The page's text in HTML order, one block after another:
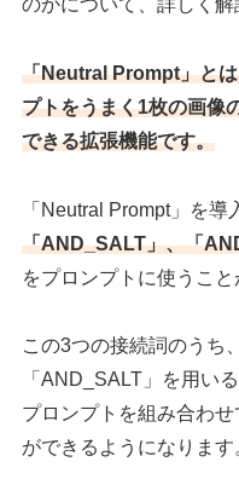
のかについて、詳しく解
「Neutral Prompt」と
プトをうまく1枚の画像
できる拡張機能です。
「Neutral Prompt」を導
「AND_SALT」、「
をプロンプトに使うこと
この3つの接続詞のうち
「AND_SALT」を用い
プロンプトを組み合わ
ができるようになります